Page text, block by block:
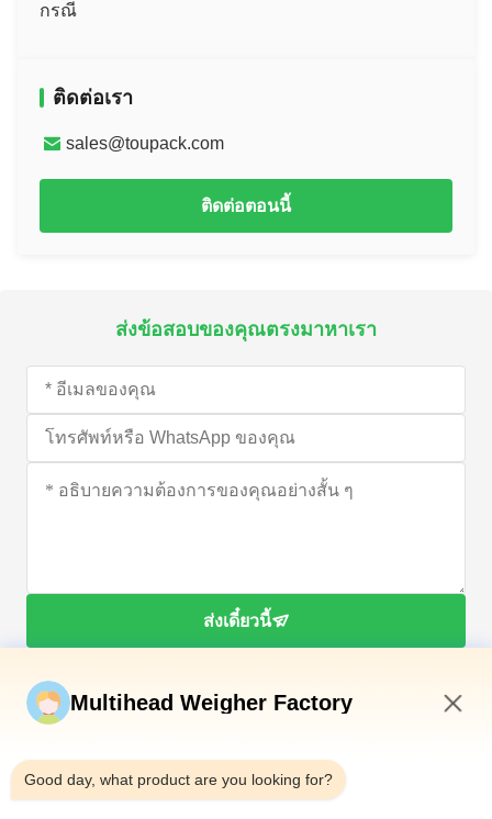
กรณี
ติดต่อเรา
sales@toupack.com
ติดต่อตอนนี้
ส่งข้อสอบของคุณตรงมาหาเรา
ส่งเดี๋ยวนี้
Multihead Weigher Factory
Good day, what product are you looking for?